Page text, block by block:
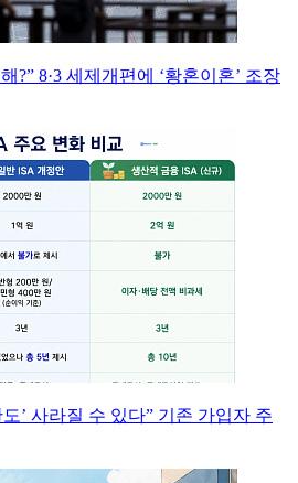
?” 8·3 세제개편에 ‘황혼이혼’ 조장
도’ 사라질 수 있다” 기존 가입자 주